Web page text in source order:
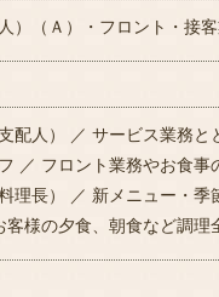
）（Ａ）・フロント・接
配人） ／ サービス業務
／ フロント業務やお食
理長） ／ 新メニュー・
客様の夕食、朝食など調理